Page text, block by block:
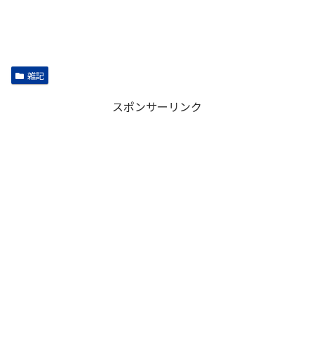
雑記
スポンサーリンク